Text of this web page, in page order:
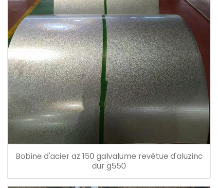
Bobine d'acier az 150 galvalume revêtue d'aluzinc
dur g550